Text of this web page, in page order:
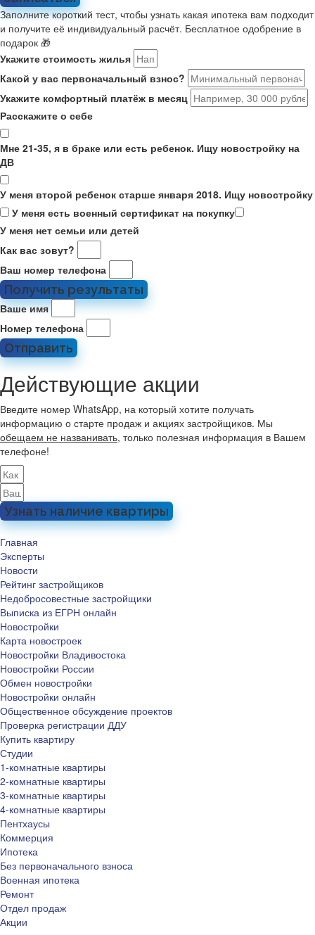
Заполните короткий тест, чтобы узнать какая ипотека вам подходит
и получите её индивидуальный расчёт. Бесплатное одобрение в
подарок 🎁
Укажите стоимость жилья
Какой у вас первоначальный взнос?
Укажите комфортный платёж в месяц
Расскажите о себе
Мне 21-35, я в браке или есть ребенок. Ищу новостройку на
ДВ
У меня второй ребенок старше января 2018. Ищу новостройку
У меня есть военный сертификат на покупку
У меня нет семьи или детей
Как вас зовут?
Ваш номер телефона
Получить результаты
Ваше имя
Номер телефона
Отправить
Действующие акции
Введите номер WhatsApp, на который хотите получать
информацию о старте продаж и акциях застройщиков. Мы
обещаем не названивать, только полезная информация в Вашем
телефоне!
Узнать наличие квартиры
Главная
Эксперты
Новости
Рейтинг застройщиков
Недобросовестные застройщики
Выписка из ЕГРН онлайн
Новостройки
Карта новостроек
Новостройки Владивостока
Новостройки России
Обмен новостройки
Новостройки онлайн
Общественное обсуждение проектов
Проверка регистрации ДДУ
Купить квартиру
Студии
1-комнатные квартиры
2-комнатные квартиры
3-комнатные квартиры
4-комнатные квартиры
Пентхаусы
Коммерция
Ипотека
Без первоначального взноса
Военная ипотека
Ремонт
Отдел продаж
Акции